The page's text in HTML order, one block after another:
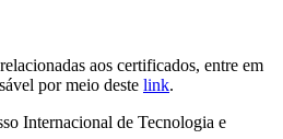
aos certificados, entre em
por meio deste link.
Internacional de Tecnologia e